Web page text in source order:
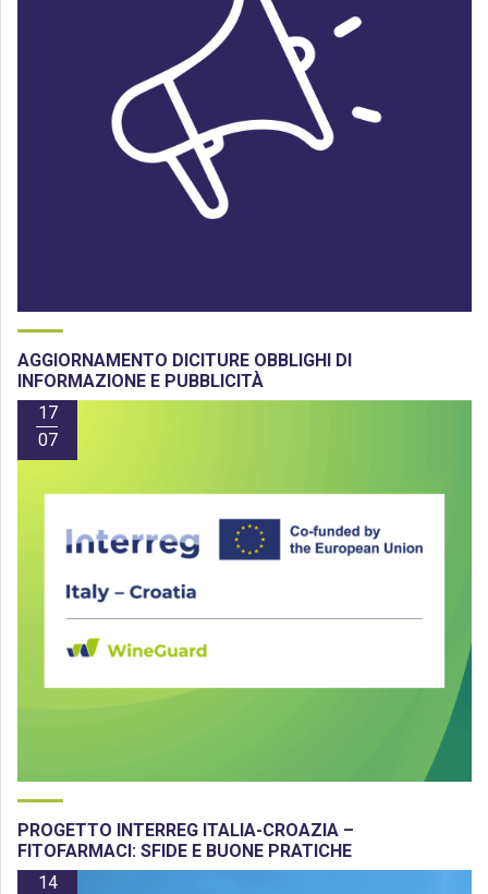
AGGIORNAMENTO DICITURE OBBLIGHI DI
INFORMAZIONE E PUBBLICITÀ
17
07
PROGETTO INTERREG ITALIA-CROAZIA –
FITOFARMACI: SFIDE E BUONE PRATICHE
14